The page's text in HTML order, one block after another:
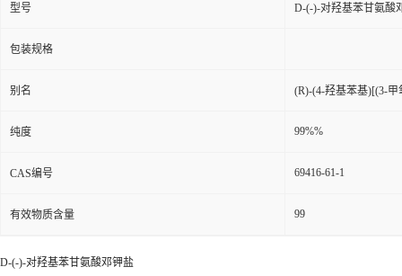
型号 D-(-)-对羟基苯甘氨酸
包装规格
别名 (R)-(4-羟基苯基)[(3-
纯度 99%%
CAS编号 69416-61-1
有效物质含量 99
D-(-)-对羟基苯甘氨酸邓钾盐